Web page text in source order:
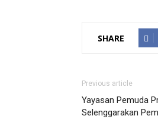
SHARE
Previous article
Yayasan Pemuda
Selenggarakan